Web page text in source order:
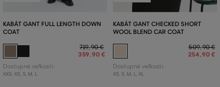
KABÁT GANT FULL LENGTH DOWN
COAT
719,90 €
359,90 €
Dostupné veľkosti:
XXS, XS, S, M L
KABÁT GANT CHECKED SHORT
WOOL BLEND CAR COAT
509,90 €
254,90 €
Dostupné veľkosti:
XS, S, M L XL